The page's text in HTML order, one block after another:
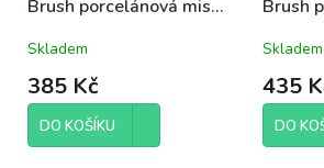
ůu
t
ů
Brush porcelánová miska
letní mořská
Skladem
385 Kč
DO KOŠÍKU
Brush
bílá
Skladem
435
DO